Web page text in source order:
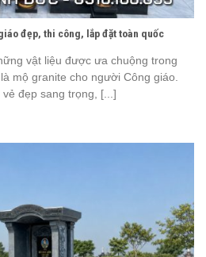
đẹp, thi công, lắp đặt toàn quốc
vật liệu được ưa chuộng trong
mộ granite cho người Công giáo.
đẹp sang trọng, [...]